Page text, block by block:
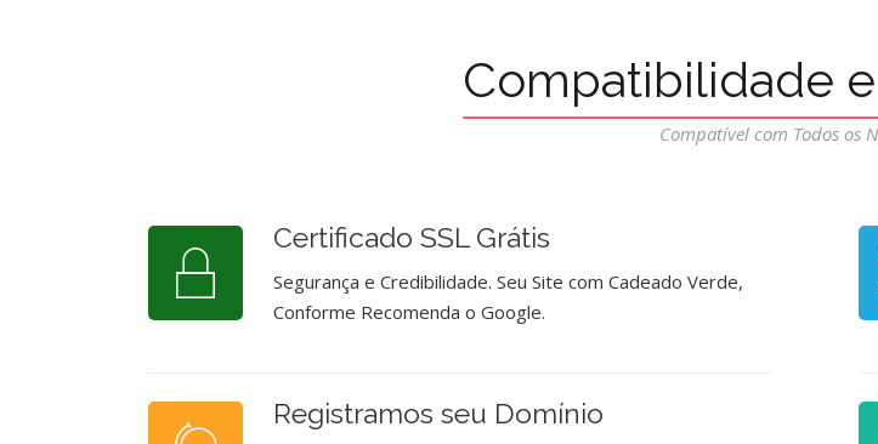
Compatibilidade
Compatível com Todos os
Certificado SSL Grátis
Segurança e Credibilidade. Seu Site com Cadeado Verde,
Conforme Recomenda o Google.
Registramos seu Domínio